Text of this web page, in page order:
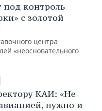
под контроль
с золотой
центра
«неосновательного
КАИ: «Не
нужно и